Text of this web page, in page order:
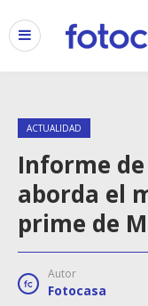
ACTUALIDAD
Informe
aborda el
prime de
Autor
Fotocasa